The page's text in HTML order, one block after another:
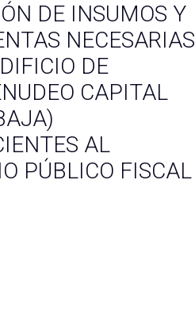
DE INSUMOS Y
NECESARIAS
DE
CAPITAL
AL
PÚBLICO FISCAL